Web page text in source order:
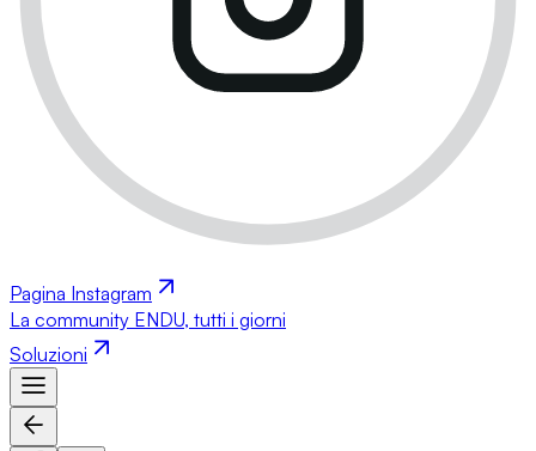
Pagina Instagram
La community ENDU, tutti i giorni
Soluzioni